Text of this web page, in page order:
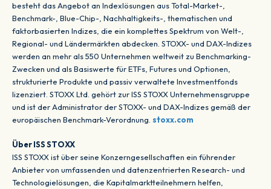
besteht das Angebot an Indexlösungen aus Total-Market-,
Benchmark-, Blue-Chip-, Nachhaltigkeits-, thematischen und
faktorbasierten Indizes, die ein komplettes Spektrum von Welt-,
Regional- und Ländermärkten abdecken. STOXX- und DAX-Indizes
werden an mehr als 550 Unternehmen weltweit zu Benchmarking-
Zwecken und als Basiswerte für ETFs, Futures und Optionen,
strukturierte Produkte und passiv verwaltete Investmentfonds
lizenziert. STOXX Ltd. gehört zur ISS STOXX Unternehmensgruppe
und ist der Administrator der STOXX- und DAX-Indizes gemäß der
europäischen Benchmark-Verordnung. stoxx.com
Über ISS STOXX
ISS STOXX ist über seine Konzerngesellschaften ein führender
Anbieter von umfassenden und datenzentrierten Research- und
Technologielösungen, die Kapitalmarktteilnehmern helfen,